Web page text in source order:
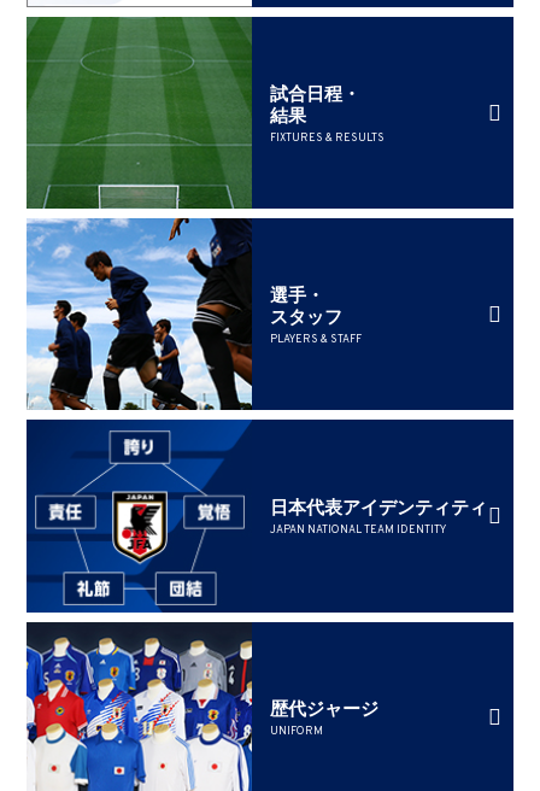
試合日程・
結果
FIXTURES & RESULTS
選手・
スタッフ
PLAYERS & STAFF
日本代表アイデンティティ
JAPAN NATIONAL TEAM IDENTITY
歴代ジャージ
UNIFORM